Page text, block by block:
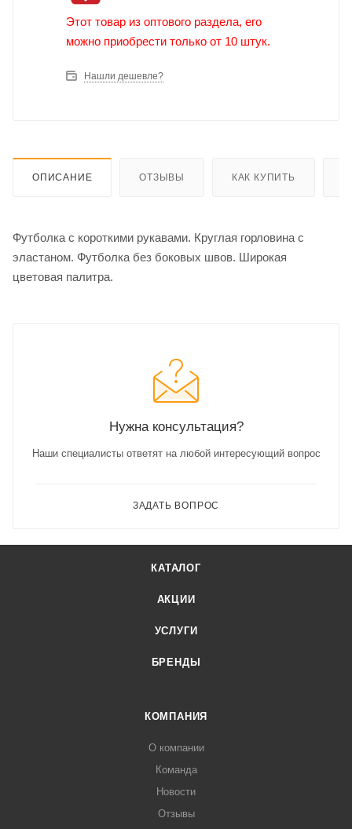
Этот товар из оптового раздела, его
можно приобрести только от 10 штук.
Нашли дешевле?
ОПИСАНИЕ ОТЗЫВЫ КАК КУПИТЬ
Футболка с короткими рукавами. Круглая горловина с
эластаном. Футболка без боковых швов. Широкая
цветовая палитра.
Нужна консультация?
Наши специалисты ответят на любой интересующий вопрос
ЗАДАТЬ ВОПРОС
КАТАЛОГ
АКЦИИ
УСЛУГИ
БРЕНДЫ
КОМПАНИЯ
О компании
Команда
Новости
Отзывы